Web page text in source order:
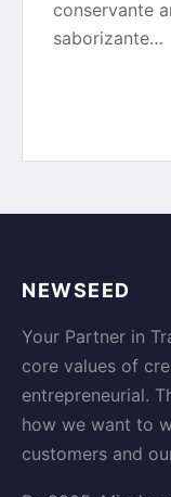
conservante
saborizante…
NEWSEED
Your Partner in
core values of
entrepreneurial.
how we want to
customers and